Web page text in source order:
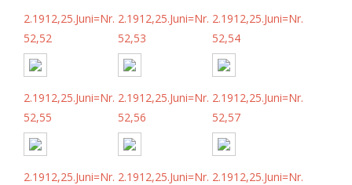
2.1912,25.Juni=Nr.
52,52
2.1912,25.Juni=Nr.
52,53
2.1912,25.Juni=Nr.
52,54
2.1912,25.Juni=Nr.
52,55
2.1912,25.Juni=Nr.
52,56
2.1912,25.Juni=Nr.
52,57
2.1912,25.Juni=Nr. 2.1912,25.Juni=Nr. 2.1912,25.Juni=Nr.